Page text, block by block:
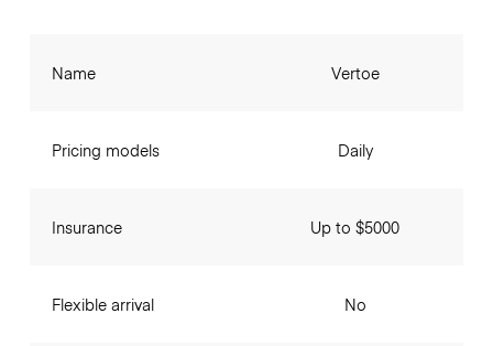
Name
Pricing models
Insurance
Flexible arrival
Vertoe
Daily
Up to $5000
No